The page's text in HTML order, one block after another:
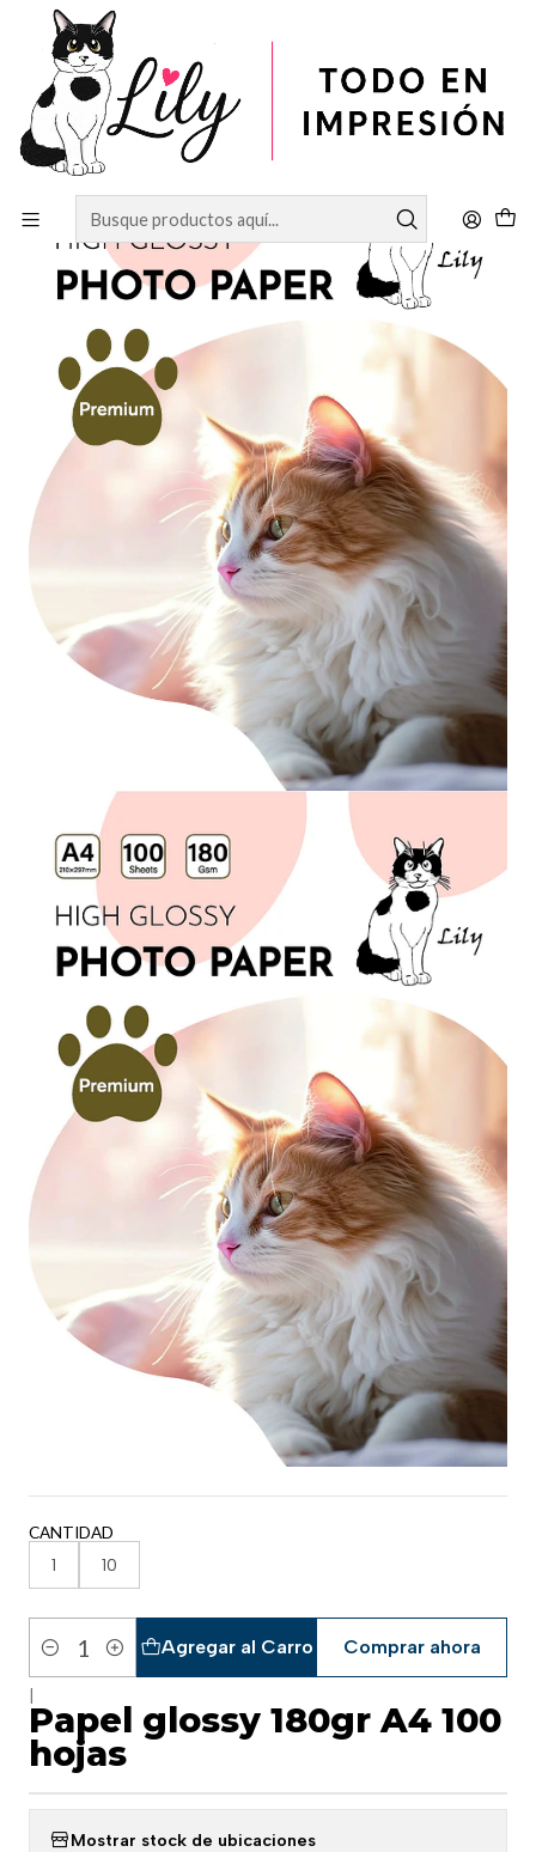
Inicio PAPELERÍA
Papel glossy 180gr A4 100 hojas
CANTIDAD
1 10
Cantidad
Agregar al Carro Comprar ahora
Papel glossy 180gr A4 100
hojas
Mostrar stock de ubicaciones